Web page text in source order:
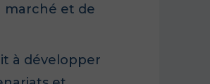
marché et de
à développer